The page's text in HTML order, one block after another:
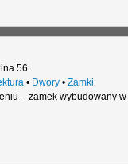
56
• Dwory• Zamki
– zamek wybudowany